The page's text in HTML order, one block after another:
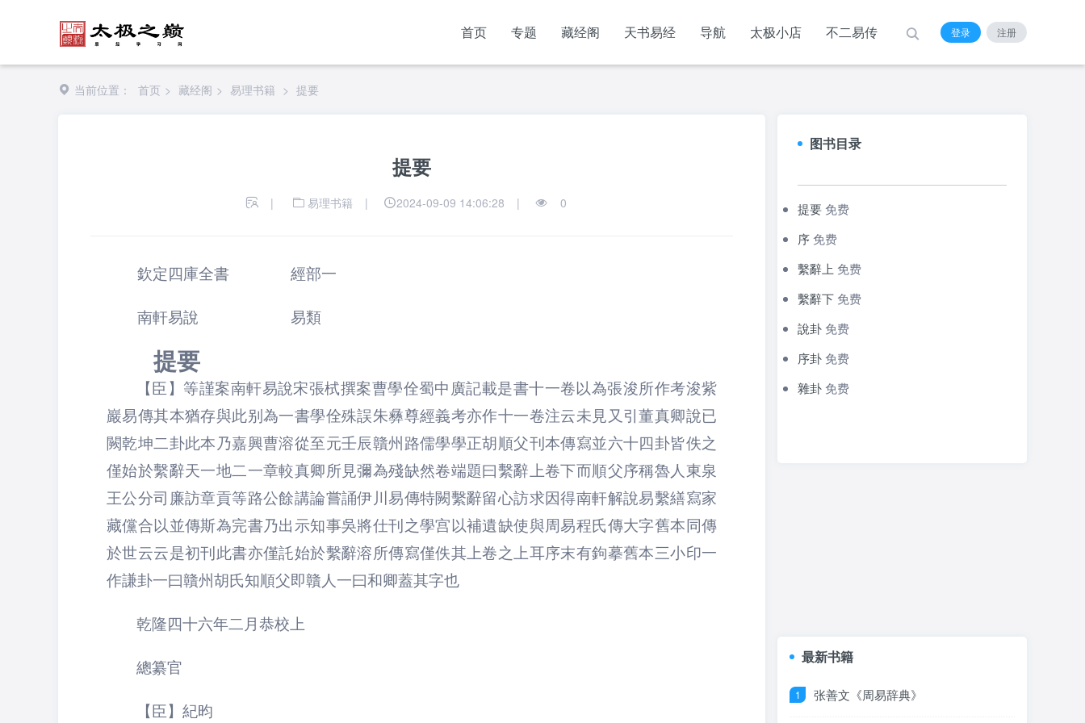
首页 专题 藏经阁 天书易经 导航 太极小店 不二易传 登录 注册
当前位置： 首页 > 藏经阁 > 易理书籍 > 提要
提要
| 易理书籍 | 2024-09-09 14:06:28 | 0
欽定四庫全書 經部一
南軒易說 易類
提要
【臣】等謹案南軒易說宋張栻撰案曹學佺蜀中廣記載是書十一卷以為張浚所作考浚紫
巖易傳其本猶存與此别為一書學佺殊誤朱彝尊經義考亦作十一卷注云未見又引董真卿說已
闕乾坤二卦此本乃嘉興曹溶從至元壬辰贛州路儒學學正胡順父刊本傳寫並六十四卦皆佚之
僅始於繫辭天一地二一章較真卿所見彌為殘缺然卷端題曰繫辭上卷下而順父序稱魯人東泉
王公分司廉訪章貢等路公餘講論嘗誦伊川易傳特闕繫辭留心訪求因得南軒解說易繫繕寫家
藏儻合以並傳斯為完書乃出示知事吳將仕刊之學宫以補遺缺使與周易程氏傳大字舊本同傳
於世云云是初刊此書亦僅託始於繫辭溶所傳寫僅佚其上卷之上耳序末有鉤摹舊本三小印一
作謙卦一曰贛州胡氏知順父即贛人一曰和卿蓋其字也
乾隆四十六年二月恭校上
總纂官
【臣】紀昀
图书目录
提要免费
序免费
繫辭上 免费
繫辭下免费
說卦免费
序卦免费
雜卦免费
最新书籍
张善文《周易辞典》